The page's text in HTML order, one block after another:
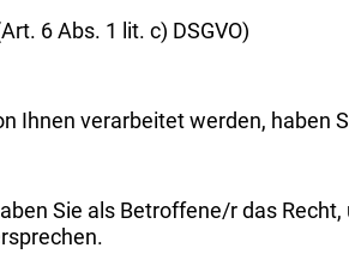
6 Abs. 1 lit. c) DSGVO)
Ihnen verarbeitet werden, haben
Sie als Betroffene/r das